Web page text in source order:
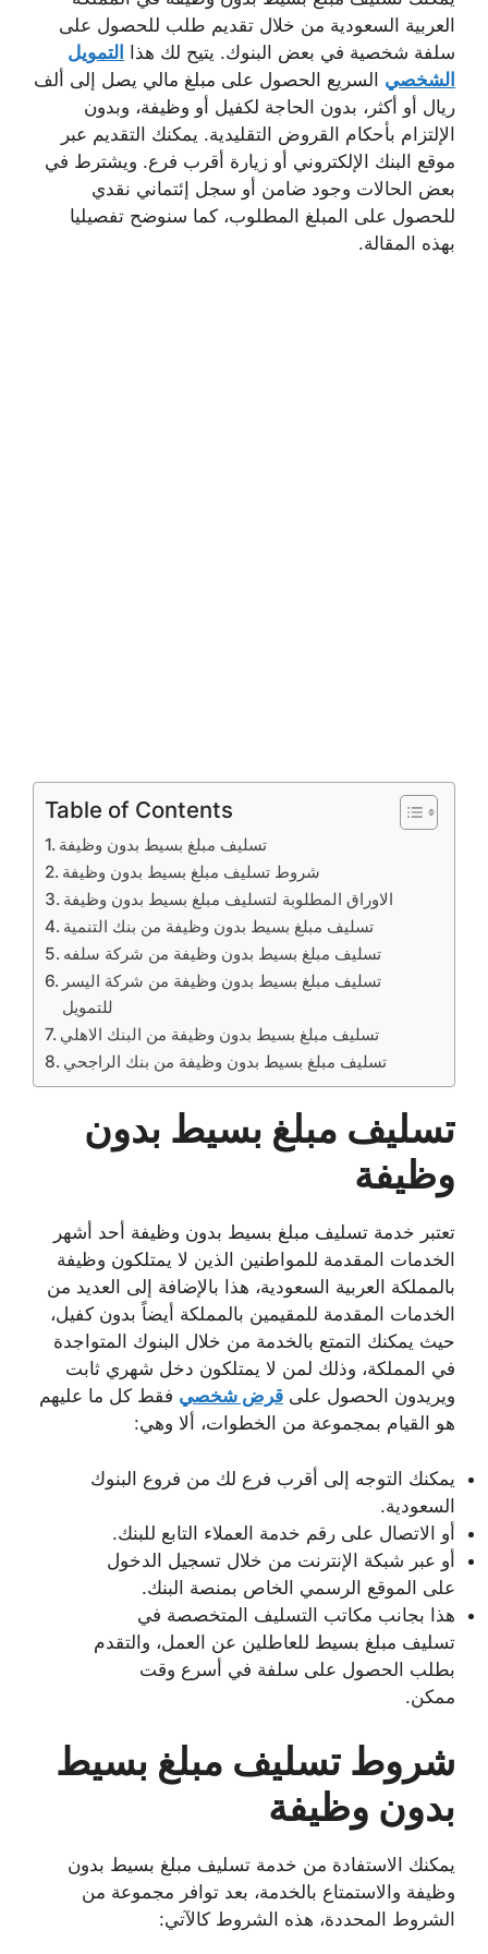
العربية السعودية من خلال تقديم طلب للحصول على
سلفة شخصية في بعض البنوك. يتيح لك هذا التمويل
الشخصي السريع الحصول على مبلغ مالي يصل إلى ألف
ريال أو أكثر، بدون الحاجة لكفيل أو وظيفة، وبدون
الإلتزام بأحكام القروض التقليدية. يمكنك التقديم عبر
موقع البنك الإلكتروني أو زيارة أقرب فرع. ويشترط في
بعض الحالات وجود ضامن أو سجل إئتماني نقدي
للحصول على المبلغ المطلوب، كما سنوضح تفصيليا
بهذه المقالة.
Table of Contents
تسليف مبلغ بسيط بدون وظيفة
شروط تسليف مبلغ بسيط بدون وظيفة
الاوراق المطلوبة لتسليف مبلغ بسيط بدون وظيفة
تسليف مبلغ بسيط بدون وظيفة من بنك التنمية
تسليف مبلغ بسيط بدون وظيفة من شركة سلفه
تسليف مبلغ بسيط بدون وظيفة من شركة اليسر
للتمويل
تسليف مبلغ بسيط بدون وظيفة من البنك الاهلي
تسليف مبلغ بسيط بدون وظيفة من بنك الراجحي
تسليف مبلغ بسيط بدون
وظيفة
تعتبر خدمة تسليف مبلغ بسيط بدون وظيفة أحد أشهر
الخدمات المقدمة للمواطنين الذين لا يمتلكون وظيفة
بالمملكة العربية السعودية، هذا بالإضافة إلى العديد من
الخدمات المقدمة للمقيمين بالمملكة أيضاً بدون كفيل،
حيث يمكنك التمتع بالخدمة من خلال البنوك المتواجدة
في المملكة، وذلك لمن لا يمتلكون دخل شهري ثابت
ويريدون الحصول على قرض شخصي فقط كل ما عليهم
هو القيام بمجموعة من الخطوات، ألا وهي:
يمكنك التوجه إلى أقرب فرع لك من فروع البنوك
السعودية.
أو الاتصال على رقم خدمة العملاء التابع للبنك.
أو عبر شبكة الإنترنت من خلال تسجيل الدخول
على الموقع الرسمي الخاص بمنصة البنك.
هذا بجانب مكاتب التسليف المتخصصة في
تسليف مبلغ بسيط للعاطلين عن العمل، والتقدم
بطلب الحصول على سلفة في أسرع وقت
ممكن.
شروط تسليف مبلغ بسيط
بدون وظيفة
يمكنك الاستفادة من خدمة تسليف مبلغ بسيط بدون
وظيفة والاستمتاع بالخدمة، بعد توافر مجموعة من
الشروط المحددة، هذه الشروط كالآتي: